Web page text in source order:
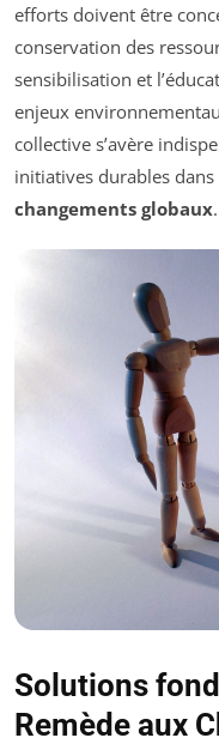
efforts doivent être
conservation des
sensibilisation et
enjeux
collective s’avère
initiatives durables
changements globaux.
Solutions
Remède aux